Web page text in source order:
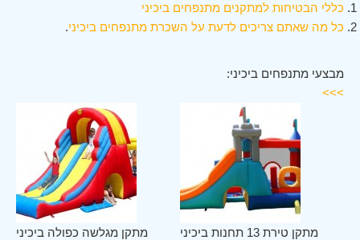
כללי הבטיחות למתקנים מתנפחים ביכיני
כל מה שאתם צריכים לדעת על השכרת מתנפחים ביכיני.
מבצעי מתנפחים ביכיני:
>>>
מתקן מגלשה כפולה ביכיני
מתקן טירת 13 תחנות ביכיני